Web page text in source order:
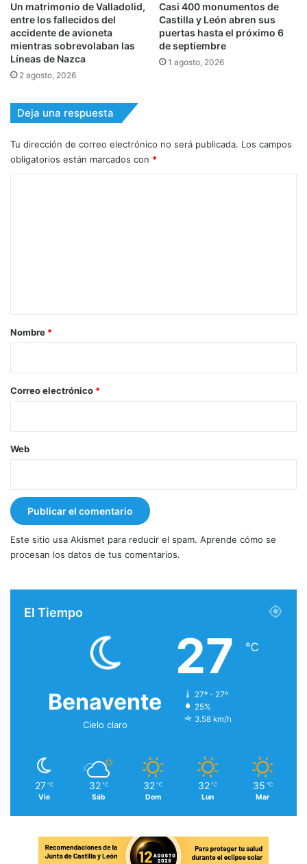
Un matrimonio de Valladolid,
entre los fallecidos del
accidente de avioneta
mientras sobrevolaban las
Líneas de Nazca
2 agosto, 2026
Casi 400 monumentos de
Castilla y León abren sus
puertas hasta el próximo 6
de septiembre
1 agosto, 2026
Deja una respuesta
Tu dirección de correo electrónico no será publicada. Los campos
obligatorios están marcados con *
r
*
Nombre *
Correo electrónico *
Web
Este sitio usa Akismet para reducir el spam. Aprende cómo se
procesan los datos de tus comentarios.
El Tiempo
Benavente
Cielo claro
27 ℃
27º - 27º
25%
3.58 km/h
27 ℃
Vie
32 ℃
Sáb
32 ℃
Dom
32 ℃
Lun
35 ℃
Mar